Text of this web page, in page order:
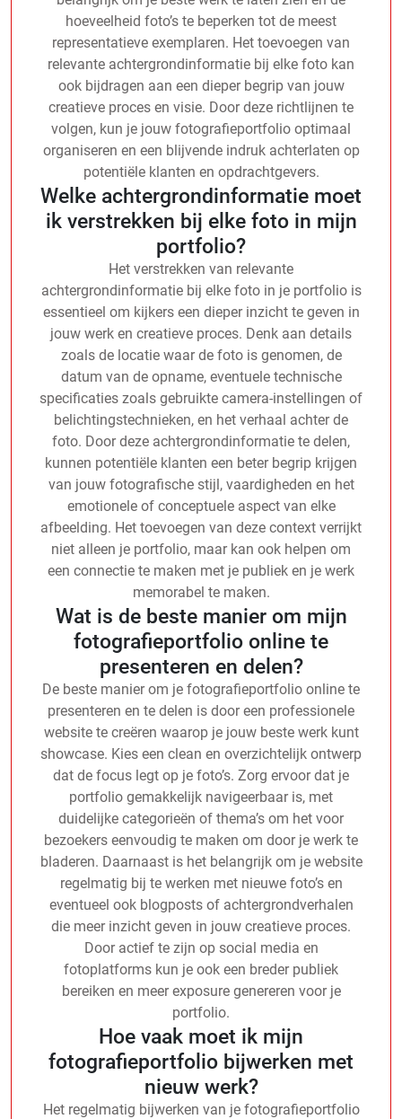
hoeveelheid foto’s te beperken tot de meest
representatieve exemplaren. Het toevoegen van
relevante achtergrondinformatie bij elke foto kan
ook bijdragen aan een dieper begrip van jouw
creatieve proces en visie. Door deze richtlijnen te
volgen, kun je jouw fotografieportfolio optimaal
organiseren en een blijvende indruk achterlaten op
potentiële klanten en opdrachtgevers.
Welke achtergrondinformatie moet
ik verstrekken bij elke foto in mijn
portfolio?
Het verstrekken van relevante
achtergrondinformatie bij elke foto in je portfolio is
essentieel om kijkers een dieper inzicht te geven in
jouw werk en creatieve proces. Denk aan details
zoals de locatie waar de foto is genomen, de
datum van de opname, eventuele technische
specificaties zoals gebruikte camera-instellingen of
belichtingstechnieken, en het verhaal achter de
foto. Door deze achtergrondinformatie te delen,
kunnen potentiële klanten een beter begrip krijgen
van jouw fotografische stijl, vaardigheden en het
emotionele of conceptuele aspect van elke
afbeelding. Het toevoegen van deze context verrijkt
niet alleen je portfolio, maar kan ook helpen om
een connectie te maken met je publiek en je werk
memorabel te maken.
Wat is de beste manier om mijn
fotografieportfolio online te
presenteren en delen?
De beste manier om je fotografieportfolio online te
presenteren en te delen is door een professionele
website te creëren waarop je jouw beste werk kunt
showcase. Kies een clean en overzichtelijk ontwerp
dat de focus legt op je foto’s. Zorg ervoor dat je
portfolio gemakkelijk navigeerbaar is, met
duidelijke categorieën of thema’s om het voor
bezoekers eenvoudig te maken om door je werk te
bladeren. Daarnaast is het belangrijk om je website
regelmatig bij te werken met nieuwe foto’s en
eventueel ook blogposts of achtergrondverhalen
die meer inzicht geven in jouw creatieve proces.
Door actief te zijn op social media en
fotoplatforms kun je ook een breder publiek
bereiken en meer exposure genereren voor je
portfolio.
Hoe vaak moet ik mijn
fotografieportfolio bijwerken met
nieuw werk?
Het regelmatig bijwerken van je fotografieportfolio